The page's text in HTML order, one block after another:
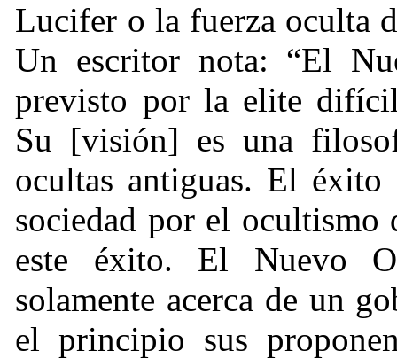
Lucifer o la fuerza oculta
Un escritor nota: “El
previsto por la elite
Su [visión] es una
ocultas antiguas. El
sociedad por el ocultismo
este éxito. El Nuevo
solamente acerca de un
el principio sus